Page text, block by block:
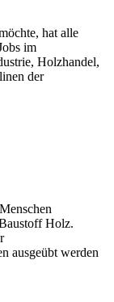
hat alle
im
Holzhandel,
der
Holz.
ausgeübt werden